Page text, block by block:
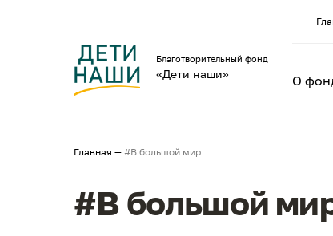
Благотворительный фонд
«Дети наши» О
Главная — #В большой мир
#В большой